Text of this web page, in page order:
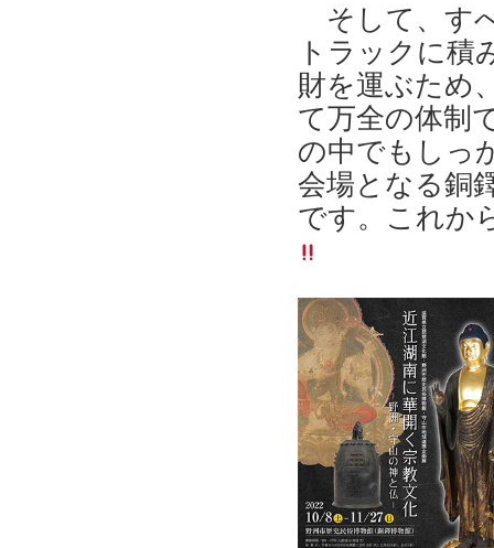
そして、す
トラックに積
財を運ぶため
て万全の体制
の中でもしっ
会場となる銅
です。これか